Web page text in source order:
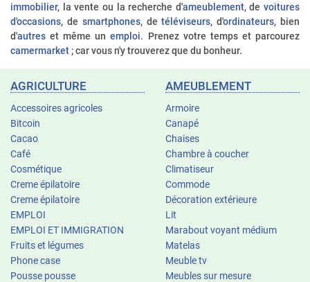
immobilier, la vente ou la recherche d'ameublement, de voitures
d'occasions, de smartphones, detéléviseurs, d'ordinateurs, bien
d'autres et même unemploi. Prenez votre temps et parcourez
camermarket ; car vous n'y trouverez que du bonheur.
AGRICULTURE
Accessoires agricoles
Bitcoin
Cacao
Café
Cosmétique
Creme épilatoire
Creme épilatoire
EMPLOI
EMPLOI ET IMMIGRATION
Fruits et légumes
Phone case
Pousse pousse
AMEUBLEMENT
Armoire
Canapé
Chaises
Chambre à coucher
Climatiseur
Commode
Décoration extérieure
Lit
Marabout voyant médium
Matelas
Meuble tv
Meubles sur mesure